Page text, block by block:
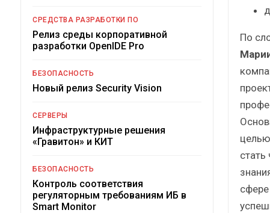
По
СРЕДСТВА РАЗРАБОТКИ ПО
Релиз среды корпоративной
разработки OpenIDE Pro
БЕЗОПАСНОСТЬ
Новый релиз Security Vision
СЕРВЕРЫ
Инфраструктурные решения
«Гравитон» и КИТ
БЕЗОПАСНОСТЬ
Контроль соответствия
регуляторным требованиям ИБ в
Smart Monitor